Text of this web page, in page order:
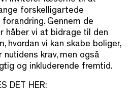
forskelligartede
Gennem de
håber vi at bidrage til den
hvordan vi kan skabe boliger,
krav, men også
og inkluderende fremtid.
DET HER: